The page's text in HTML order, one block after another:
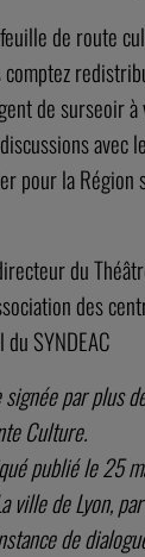
de route
de surseoir
avec
pour la
du
des
SYNDEAC
par plus
Culture.
publié le 25
ville de Lyon,
de